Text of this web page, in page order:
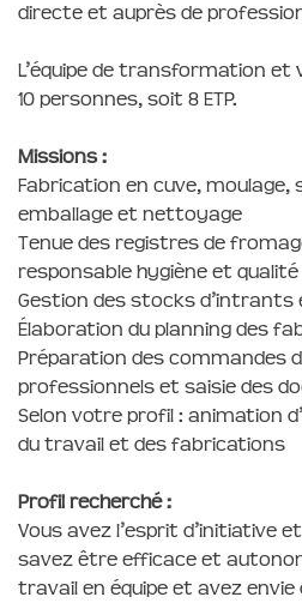
directe et auprès de
L’équipe de transformation
10 personnes, soit 8 ETP.
Missions :
Fabrication en cuve,
emballage et nettoyage
Tenue des registres de
responsable hygiène et qualité
Gestion des stocks d’intrants
Élaboration du planning des
Préparation des commandes
professionnels et saisie des
Selon votre profil : animation
du travail et des fabrications
Profil recherché :
Vous avez l’esprit d’initiative
savez être efficace et
travail en équipe et avez